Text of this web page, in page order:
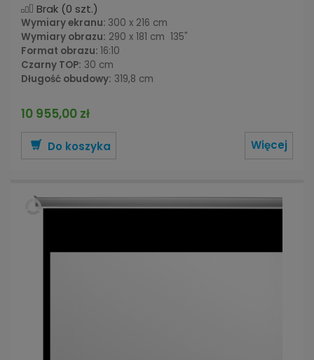
Brak (0 szt.)
Wymiary ekranu: 300 x 216 cm
Wymiary obrazu: 290 x 181 cm 135"
Format obrazu: 16:10
Czarny TOP: 30 cm
Długość obudowy: 319,8 cm
10 955,00 zł
Do koszyka Więcej